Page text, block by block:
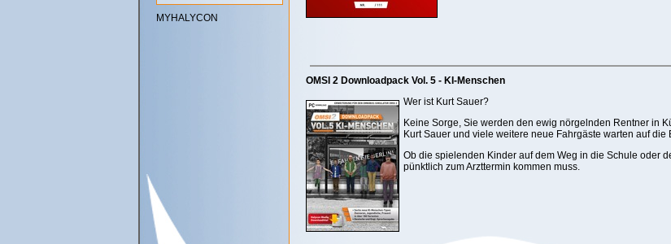
MYHALYCON
OMSI 2 Downloadpack Vol. 5 - KI-Menschen
Wer ist Kurt Sauer?
Keine Sorge, Sie werden den ewig nörgelnden Rentner in
Kurt Sauer und viele weitere neue Fahrgäste warten auf die
Ob die spielenden Kinder auf dem Weg in die Schule oder
pünktlich zum Arzttermin kommen muss.